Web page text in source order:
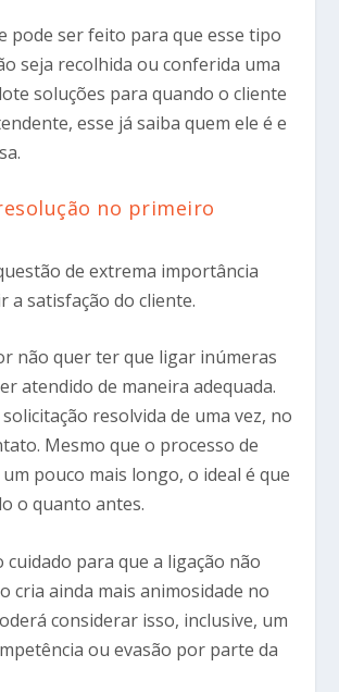
pode ser feito para que esse tipo
seja recolhida ou conferida uma
soluções para quando o cliente
esse já saiba quem ele é e
no primeiro
de extrema importância
a satisfação do cliente.
não quer ter que ligar inúmeras
atendido de maneira adequada.
resolvida de uma vez, no
Mesmo que o processo de
pouco mais longo, o ideal é que
o quanto antes.
para que a ligação não
cria ainda mais animosidade no
considerar isso, inclusive, um
ou evasão por parte da